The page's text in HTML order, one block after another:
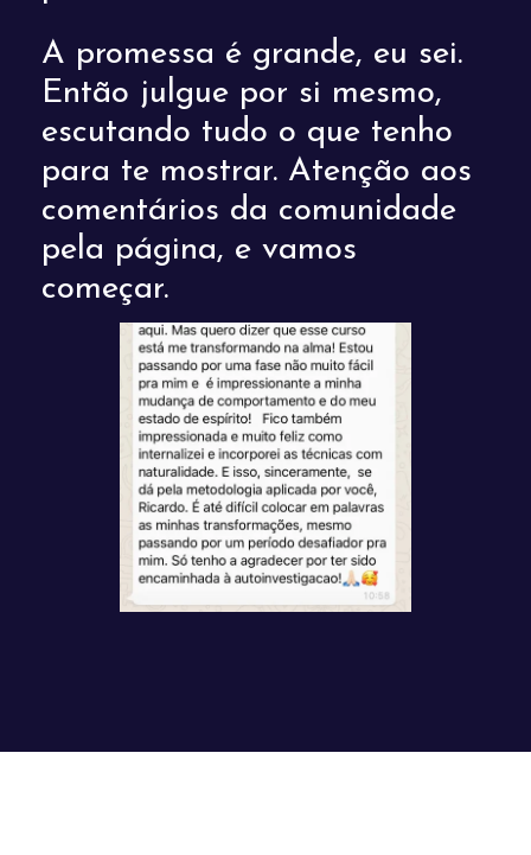
A promessa é grande, eu sei.
Então julgue por si mesmo,
escutando tudo o que tenho
para te mostrar. Atenção aos
comentários da comunidade
pela página, e vamos
começar.